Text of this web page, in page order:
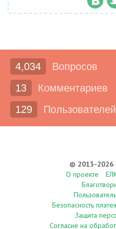
4,034 Вопросов
13
Комментариев
129
Пользователей
© 2013-2026
О проекте
Безопасность
Защита
Согласие на